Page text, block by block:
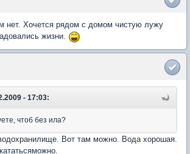
нет. Хочется рядом с домом чистую лужу
жизни.
- 17:03:
чтоб без ила?
Вот там можно. Вода хорошая.